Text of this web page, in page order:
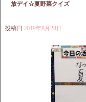
放デイ☆夏野菜クイズ
投稿日 2019年8月28日